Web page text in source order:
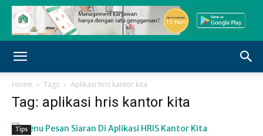
Home Tags Aplikasi hris kantor kita
Tag: aplikasi hris kantor kita
Tips